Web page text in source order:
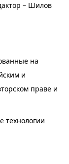
– Шилов
на
и
праве и
технологии